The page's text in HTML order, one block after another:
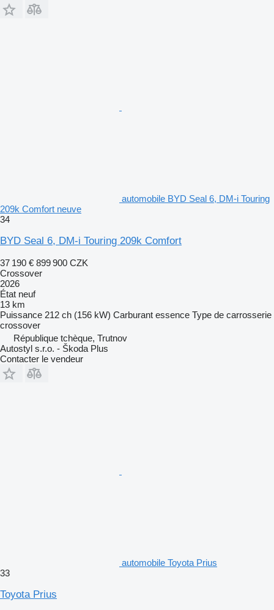
automobile BYD Seal 6, DM-i Touring
209k Comfort neuve
34
BYD Seal 6, DM-i Touring 209k Comfort
37 190 € 899 900 CZK
Crossover
2026
État neuf
13 km
Puissance 212 ch (156 kW) Carburant essence Type de carrosserie
crossover
République tchèque, Trutnov
Autostyl s.r.o. - Škoda Plus
Contacter le vendeur
automobile Toyota Prius
33
Toyota Prius